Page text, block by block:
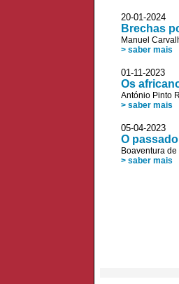
20-01-2024
Brechas
Manuel
> saber mais
01-11-
Os
António Pinto
> saber mais
05-04-2023
O
Boaventura
> saber mais